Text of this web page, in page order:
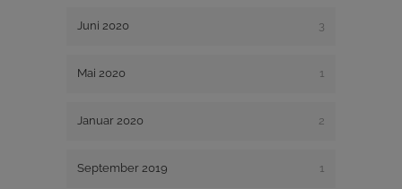
Juni 2020 3
Mai 2020 1
Januar 2020 2
September 2019 1